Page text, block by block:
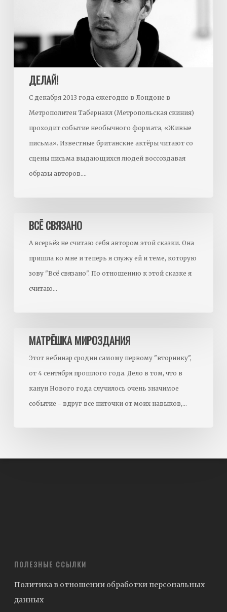
ДЕЛАЙ!
С декабря 2013 года ежегодно в Лондоне в
Метрополитен Табернакл (Метропольская скиния)
проходит событие необычного формата, «Живые
письма». Известные британские актёры читают со
сцены письма выдающихся людей воссоздавая
образы авторов.…
ВСЁ СВЯЗАНО
А всерьёз не считаю себя автором этой сказки. Она
пришла ко мне и теперь я служу ей и теме, которую
зову "Всё связано". По отношению к этой сказке я
считаю…
Матрёшка
МАТРЁШКА МИРОЗДАНИЯ
Этот вебинар сродни самому первому "вторнику",
от 4 сентября прошлого года. Дело в том, что в
канун Нового года случилось очень значимое
событие - вдруг все ниточки от моих навыков,…
ПОЛЕЗНЫЕ ССЫЛКИ
Политика в отношении обработки персональных
данных